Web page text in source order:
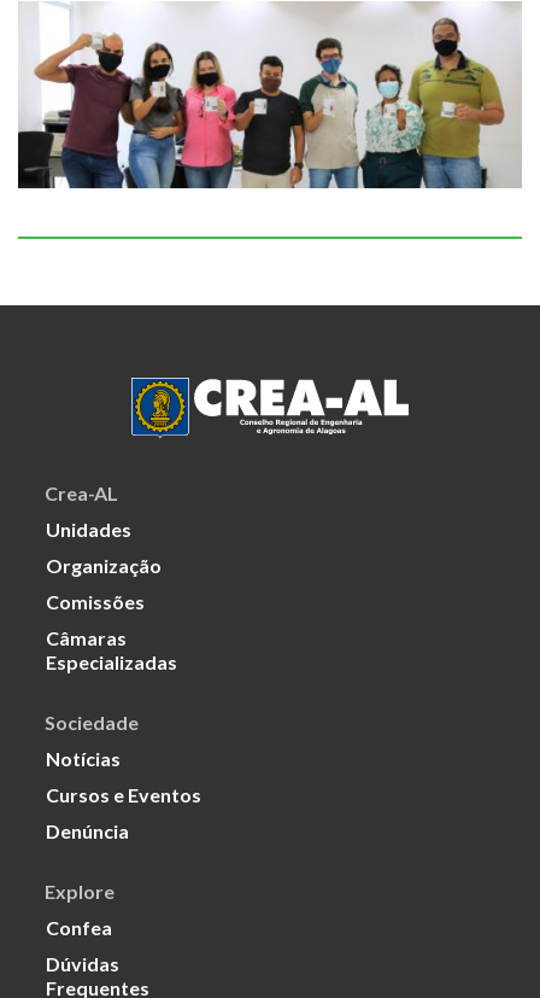
Crea-AL
Unidades
Organização
Comissões
Câmaras
Especializadas
Sociedade
Notícias
Cursos e Eventos
Denúncia
Explore
Confea
Dúvidas
Frequentes